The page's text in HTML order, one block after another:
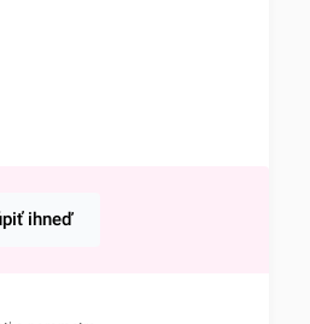
ihneď